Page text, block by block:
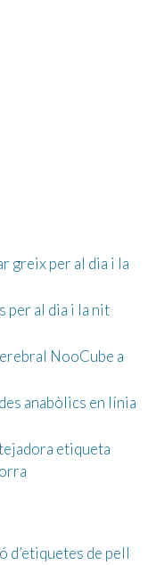
greix per al dia i la
per al dia i la nit
NooCube a
anabòlics en línia
etiqueta
d’etiquetes de pell